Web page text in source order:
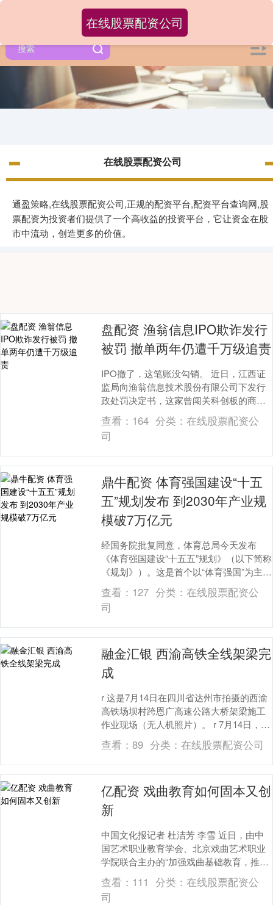
在线股票配资公司
通盈策略,在线股票配资公司,正规的配资平台,配资平台查询网,股
票配资为投资者们提供了一个高收益的投资平台，它让资金在股
市中流动，创造更多的价值。
在线股票配资公司
盘配资 渔翁信息IPO欺诈发行
被罚 撤单两年仍遭千万级追责
IPO撤了，这笔账没勾销。 近日，江西证
监局向渔翁信息技术股份有限公司下发行
政处罚决定书，这家曾闯关科创板的商用
密码企业，因IPO申报期间财务造假、隐
瞒股权代持....
查看： 164 分类： 在线股票配资公
司
鼎牛配资 体育强国建设“十五
五”规划发布 到2030年产业规
模破7万亿元
经国务院批复同意，体育总局今天发布
《体育强国建设“十五五”规划》（以下简称
《规划》）。这是首个以“体育强国”为主题
的国家级专项规划，对“十五五”时期加快建
设体育....
查看： 127 分类： 在线股票配资公
司
融金汇银 西渝高铁全线架梁完
成
r 这是7月14日在四川省达州市拍摄的西渝
高铁场坝村跨恩广高速公路大桥架梁施工
作业现场（无人机照片）。 r 7月14日，最
后一孔长32米、重约700吨的箱梁精准....
查看：89 分类： 在线股票配资公司
亿配资 戏曲教育如何固本又创
新
中国文化报记者 杜洁芳 李雪 近日，由中
国艺术职业教育学会、北京戏曲艺术职业
学院联合主办的“加强戏曲基础教育，推动
戏曲人才培养”专题座谈会在北京举办。会
上，中国....
查看： 111 分类： 在线股票配资公
司